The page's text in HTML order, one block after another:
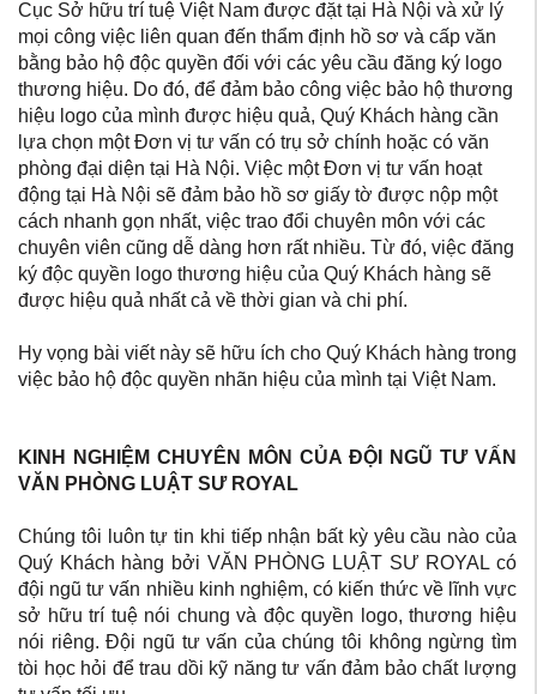
Cục Sở hữu trí tuệ Việt Nam được đặt tại Hà Nội và xử lý
mọi công việc liên quan đến thẩm định hồ sơ và cấp văn
bằng bảo hộ độc quyền đối với các yêu cầu đăng ký logo
thương hiệu. Do đó, để đảm bảo công việc bảo hộ thương
hiệu logo của mình được hiệu quả, Quý Khách hàng cần
lựa chọn một Đơn vị tư vấn có trụ sở chính hoặc có văn
phòng đại diện tại Hà Nội. Việc một Đơn vị tư vấn hoạt
động tại Hà Nội sẽ đảm bảo hồ sơ giấy tờ được nộp một
cách nhanh gọn nhất, việc trao đổi chuyên môn với các
chuyên viên cũng dễ dàng hơn rất nhiều. Từ đó, việc đăng
ký độc quyền logo thương hiệu của Quý Khách hàng sẽ
được hiệu quả nhất cả về thời gian và chi phí.
Hy vọng bài viết này sẽ hữu ích cho Quý Khách hàng trong
việc bảo hộ độc quyền nhãn hiệu của mình tại Việt Nam.
KINH NGHIỆM CHUYÊN MÔN CỦA ĐỘI NGŨ TƯ VẤN
VĂN PHÒNG LUẬT SƯ ROYAL
Chúng tôi luôn tự tin khi tiếp nhận bất kỳ yêu cầu nào của
Quý Khách hàng bởi VĂN PHÒNG LUẬT SƯ ROYAL có
đội ngũ tư vấn nhiều kinh nghiệm, có kiến thức về lĩnh vực
sở hữu trí tuệ nói chung và độc quyền logo, thương hiệu
nói riêng. Đội ngũ tư vấn của chúng tôi không ngừng tìm
tòi học hỏi để trau dồi kỹ năng tư vấn đảm bảo chất lượng